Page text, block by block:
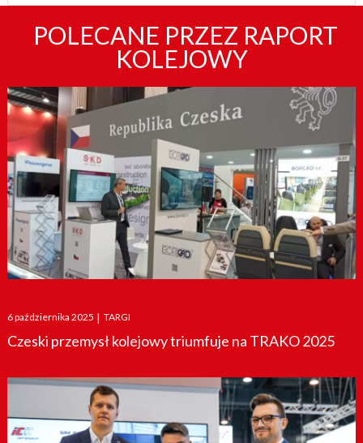
POLECANE PRZEZ RAPORT
KOLEJOWY
Posted
on
6 października 2025 | TARGI
Czeski przemysł kolejowy triumfuje na TRAKO 2025